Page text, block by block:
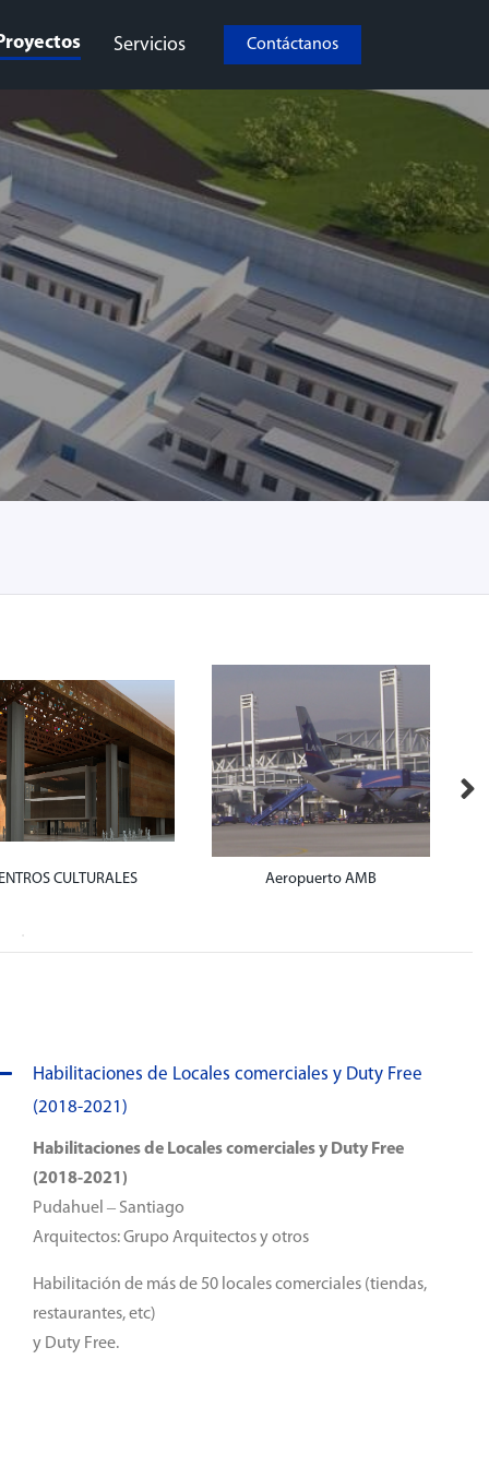
Servicios Contáctanos
CULTURALES Aeropuerto AMB
Habilitaciones de Locales comerciales y Duty Free
(2018-2021)
Habilitaciones de Locales comerciales y Duty Free
(2018-2021)
Pudahuel – Santiago
Arquitectos: Grupo Arquitectos y otros
Habilitación de más de 50 locales comerciales (tiendas,
restaurantes, etc)
y Duty Free.